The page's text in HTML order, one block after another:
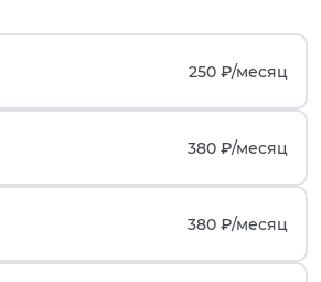
250 ₽/месяц
380 ₽/месяц
380 ₽/месяц